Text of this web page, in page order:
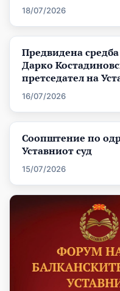
18/07/2026
Предвидена
Дарко
претседател на
16/07/2026
Соопштение по
Уставниот суд
15/07/2026